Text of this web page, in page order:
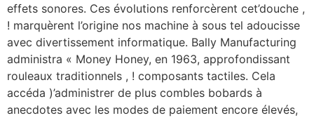
effets sonores. Ces évolutions renforcèrent cet’douche ,
! marquèrent l’origine nos machine à sous tel adoucisse
avec divertissement informatique. Bally Manufacturing
administra « Money Honey, en 1963, approfondissant
rouleaux traditionnels , ! composants tactiles. Cela
accéda )’administrer de plus combles bobards à
anecdotes avec les modes de paiement encore élevés,